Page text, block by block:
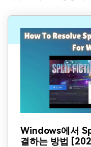
Windows에서
결하는 방법